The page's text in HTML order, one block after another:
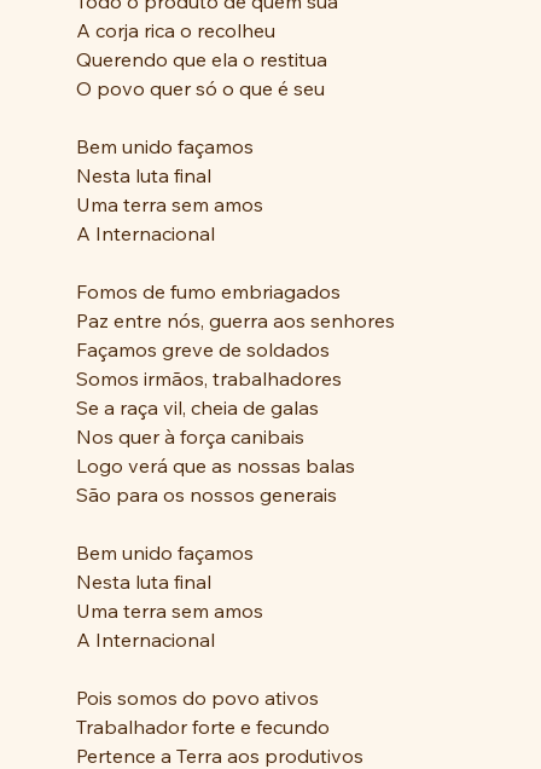
A corja rica o recolheu
Querendo que ela o restitua
O povo quer só o que é seu
Bem unido façamos
Nesta luta final
Uma terra sem amos
A Internacional
Fomos de fumo embriagados
Paz entre nós, guerra aos senhores
Façamos greve de soldados
Somos irmãos, trabalhadores
Se a raça vil, cheia de galas
Nos quer à força canibais
Logo verá que as nossas balas
São para os nossos generais
Bem unido façamos
Nesta luta final
Uma terra sem amos
A Internacional
Pois somos do povo ativos
Trabalhador forte e fecundo
Pertence a Terra aos produtivos